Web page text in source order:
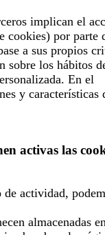
implican el
cookies) por parte
a sus propios
sobre los hábitos
En el
y características
activas las
actividad,
almacenadas